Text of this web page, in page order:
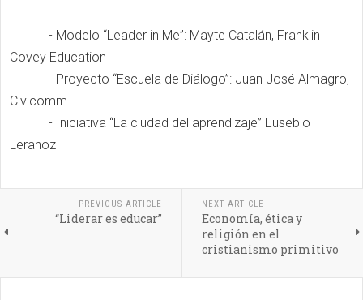
- Modelo “Leader in Me”: Mayte Catalán, Franklin
Covey Education
- Proyecto “Escuela de Diálogo”: Juan José Almagro,
Civicomm
- Iniciativa “La ciudad del aprendizaje” Eusebio
Leranoz
PREVIOUS ARTICLE
“Liderar es educar”
NEXT ARTICLE
Economía, ética y
religión en el
cristianismo primitivo